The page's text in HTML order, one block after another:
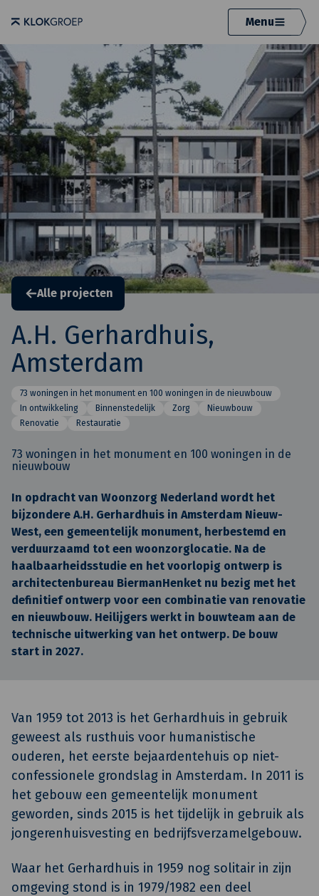
Menu
Alle projecten
A.H. Gerhardhuis,
Amsterdam
73 woningen in het monument en 100 woningen in de nieuwbouw
In ontwikkeling
Binnenstedelijk Zorg
Nieuwbouw
Renovatie
Restauratie
73 woningen in het monument en 100 woningen in de
nieuwbouw
In opdracht van Woonzorg Nederland wordt het
bijzondere A.H. Gerhardhuis in Amsterdam Nieuw-
West, een gemeentelijk monument, herbestemd en
verduurzaamd tot een woonzorglocatie. Na de
haalbaarheidsstudie en het voorlopig ontwerp is
architectenbureau BiermanHenket nu bezig met het
definitief ontwerp voor een combinatie van renovatie
en nieuwbouw. Heilijgers werkt in bouwteam aan de
technische uitwerking van het ontwerp. De bouw
start in 2027.
Van 1959 tot 2013 is het Gerhardhuis in gebruik
geweest als rusthuis voor humanistische
ouderen, het eerste bejaardentehuis op niet-
confessionele grondslag in Amsterdam. In 2011 is
het gebouw een gemeentelijk monument
geworden, sinds 2015 is het tijdelijk in gebruik als
jongerenhuisvesting en bedrijfsverzamelgebouw.
Waar het Gerhardhuis in 1959 nog solitair in zijn
omgeving stond is in 1979/1982 een deel